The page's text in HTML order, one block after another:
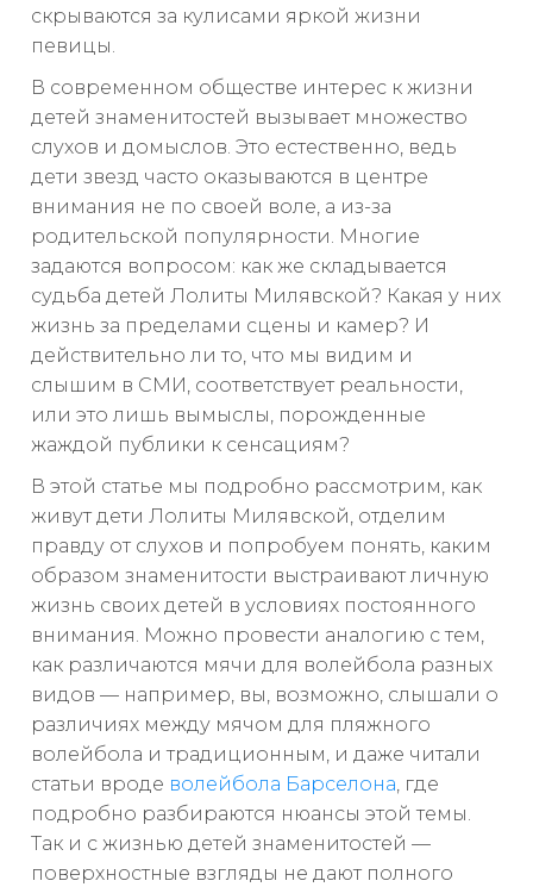
скрываются за кулисами яркой жизни
певицы.
В современном обществе интерес к жизни
детей знаменитостей вызывает множество
слухов и домыслов. Это естественно, ведь
дети звезд часто оказываются в центре
внимания не по своей воле, а из-за
родительской популярности. Многие
задаются вопросом: как же складывается
судьба детей Лолиты Милявской? Какая у них
жизнь за пределами сцены и камер? И
действительно ли то, что мы видим и
слышим в СМИ, соответствует реальности,
или это лишь вымыслы, порожденные
жаждой публики к сенсациям?
В этой статье мы подробно рассмотрим, как
живут дети Лолиты Милявской, отделим
правду от слухов и попробуем понять, каким
образом знаменитости выстраивают личную
жизнь своих детей в условиях постоянного
внимания. Можно провести аналогию с тем,
как различаются мячи для волейбола разных
видов — например, вы, возможно, слышали о
различиях между мячом для пляжного
волейбола и традиционным, и даже читали
статьи вроде волейбола Барселона, где
подробно разбираются нюансы этой темы.
Так и с жизнью детей знаменитостей —
поверхностные взгляды не дают полного